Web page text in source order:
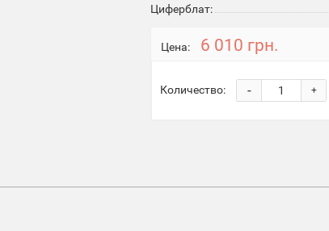
Циферблат:
Цена: 6 010 грн.
Количество: +
-